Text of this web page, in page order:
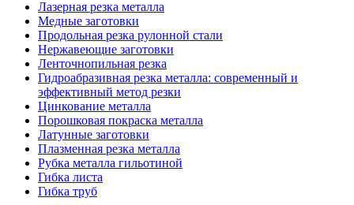
Лазерная резка металла
Медные заготовки
Продольная резка рулонной стали
Нержавеющие заготовки
Ленточнопильная резка
Гидроабразивная резка металла: современный и
эффективный метод резки
Цинкование металла
Порошковая покраска металла
Латунные заготовки
Плазменная резка металла
Рубка металла гильотиной
Гибка листа
Гибка труб